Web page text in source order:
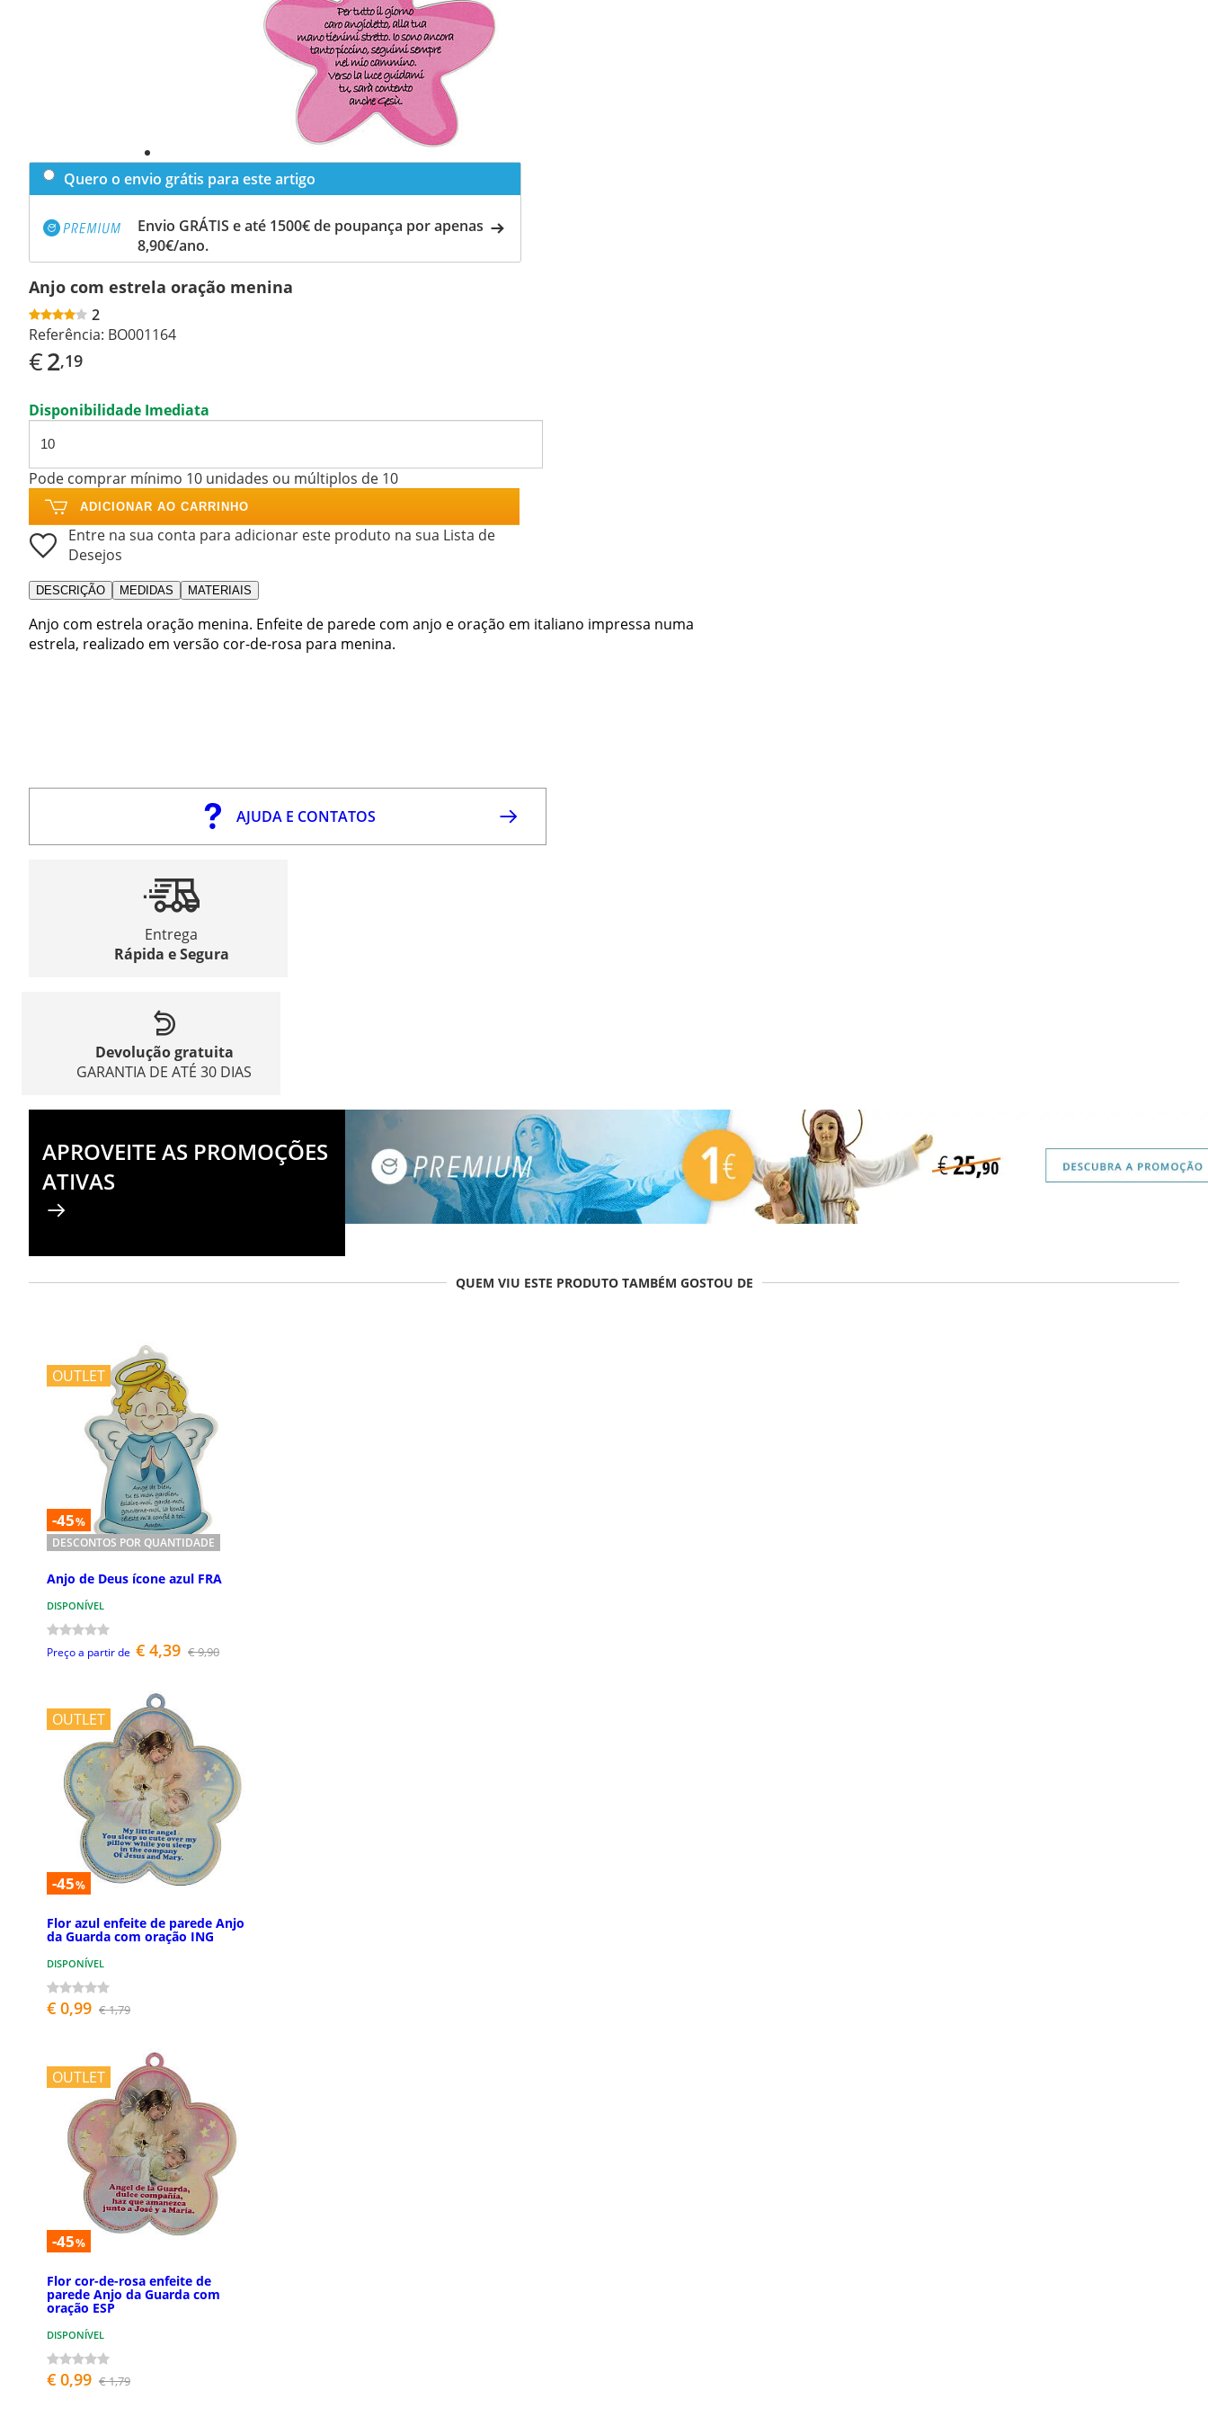
Quero o envio grátis para este artigo
Envio GRÁTIS e até 1500€ de poupança por apenas
8,90€/ano.
Anjo com estrela oração menina
2
Referência: BO001164
€2,19
Disponibilidade Imediata
Pode comprar mínimo 10 unidades ou múltiplos de 10
ADICIONAR AO CARRINHO
Entre na sua conta para adicionar este produto na sua Lista de
Desejos
DESCRIÇÃO MEDIDAS MATERIAIS
Anjo com estrela oração menina. Enfeite de parede com anjo e oração em italiano impressa numa
estrela, realizado em versão cor-de-rosa para menina.
AJUDA E CONTATOS
Entrega
Rápida e Segura
Devolução gratuita
GARANTIA DE ATÉ 30 DIAS
APROVEITE AS PROMOÇÕES
ATIVAS
QUEM VIU ESTE PRODUTO TAMBÉM GOSTOU DE
OUTLET
-45%
DESCONTOS POR QUANTIDADE
Anjo de Deus ícone azul FRA
DISPONÍVEL
Preço a partir de € 4,39 € 9,90
OUTLET
-45%
Flor azul enfeite de parede Anjo
da Guarda com oração ING
DISPONÍVEL
€ 0,99 € 1,79
OUTLET
-45%
Flor cor-de-rosa enfeite de
parede Anjo da Guarda com
oração ESP
DISPONÍVEL
€ 0,99 € 1,79